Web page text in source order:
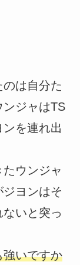
は自分た
ンジャはTS
を連れ出
ウンジャ
ヨンはそ
いと突っ
強いですか